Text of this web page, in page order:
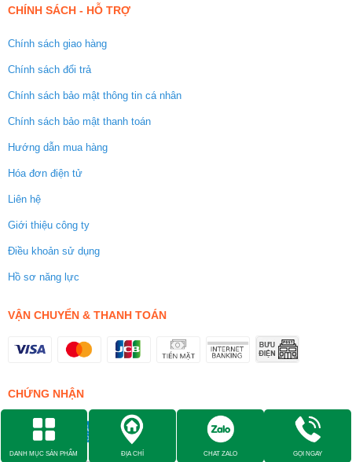
CHÍNH SÁCH - HỖ TRỢ
Chính sách giao hàng
Chính sách đổi trả
Chính sách bảo mật thông tin cá nhân
Chính sách bảo mật thanh toán
Hướng dẫn mua hàng
Hóa đơn điện tử
Liên hệ
Giới thiệu công ty
Điều khoản sử dụng
Hồ sơ năng lực
VẬN CHUYỂN & THANH TOÁN
CHỨNG NHẬN
DANH MỤC SẢN PHẨM ĐỊA CHỈ CHAT ZALO GỌI NGAY